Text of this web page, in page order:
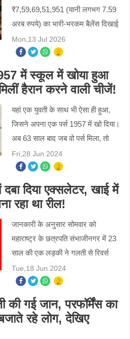
₹7,59,69,51,951 (यानी लगभग 7.59
अरब रुपये) का भारी-भरकम बैलेंस दिखाई
दे रहा था। चौंकाने वाली बात यह थी कि
जब उनके दिव्यांग बेटे के खाते की जांच की
गई, तो उसमें भी लगभग
Mon,13 Jul 2026
में स्कूल में खोया हुआ
हैरान करने वाली चीजें!
यहां एक युवती के साथ भी ऐसा ही हुआ,
जिसने अपना एक पर्स 1957 में खो दिया।
अब 63 साल बाद जब वो पर्स मिला, तो
उसके अंदर से लोगों को ऐसी चीजें मिलीं,
जिसे देखकर वो हैरान रह गए क्योंकि वो
सभी चीजें गुजरे
Fri,28 Jun 2024
दिया एक्सलेटर, खाई में
रहा था रील!
जानकारी के अनुसार सोमवार को
महाराष्ट्र के छत्रपति संभाजीनगर में 23
साल की एक लड़की ने गलती से रिवर्स
गियर में एक्सलेटर दबा दिया जिससे कार
पीछे क्रैश बैरियर को तोड़कर नीचे खाई में
गिर गई और उसकी मौत ह
Tue,18 Jun 2024
की गई जान, परफॉर्मेंस का
रहे लोग, देखिए